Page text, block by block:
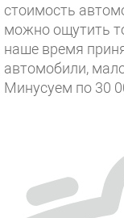
стоимость
можно ощутить
наше время
автомобили,
Минусуем по 30